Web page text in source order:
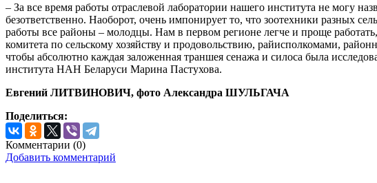
– За все время работы отраслевой лаборатории нашего института не могу
безответственно. Наоборот, очень импонирует то, что зоотехники разных
работы все районы – молодцы. Нам в первом регионе легче и проще
комитета по сельскому хозяйству и продовольствию, райисполкомами,
чтобы абсолютно каждая заложенная траншея сенажа и силоса была
института НАН Беларуси Марина Пастухова.
Евгений ЛИТВИНОВИЧ, фото Александра ШУЛЬГАЧА
Поделиться:
Комментарии (0)
Добавить комментарий